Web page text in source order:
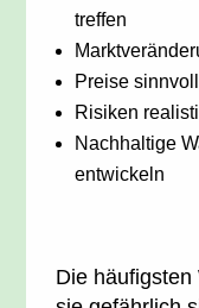
treffen
Preise
Risiken
Nachhaltige
entwickeln
Die